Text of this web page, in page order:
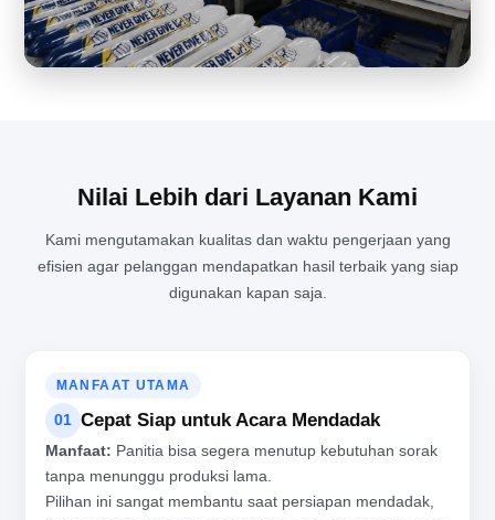
AKTIVITAS PABRIK YANG PADAT
Nilai Lebih dari Layanan Kami
Kami mengutamakan kualitas dan waktu pengerjaan yang
efisien agar pelanggan mendapatkan hasil terbaik yang siap
digunakan kapan saja.
MANFAAT UTAMA
01 Cepat Siap untuk Acara Mendadak
Manfaat: Panitia bisa segera menutup kebutuhan sorak
tanpa menunggu produksi lama.
Pilihan ini sangat membantu saat persiapan mendadak,